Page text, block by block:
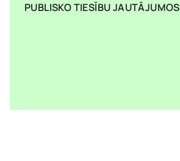
PUBLISKO TIESĪBU JAUTĀJUMOS